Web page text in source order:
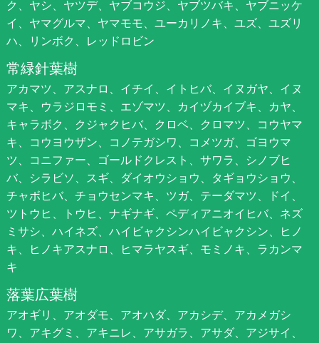
ク、ヤシ、ヤツデ、ヤブコウジ、ヤブツバキ、ヤブニッケ
イ、ヤマグルマ、ヤマモモ、ユーカリノキ、ユズ、ユズリ
ハ、リンボク、レッドロビン
常緑針葉樹
アカマツ、アスナロ、イチイ、イトヒバ、イヌガヤ、イヌ
マキ、ウラジロモミ、エゾマツ、カイヅカイブキ、カヤ、
キャラボク、クジャクヒバ、クロベ、クロマツ、コウヤマ
キ、コウヨウザン、コノテガシワ、コメツガ、ゴヨウマ
ツ、コニファー、ゴールドクレスト、サワラ、シノブヒ
バ、シラビソ、スギ、ダイオウショウ、タギョウショウ、
チャボヒバ、チョウセンマキ、ツガ、テーダマツ、ドイ、
ツトウヒ、トウヒ、ナギナギ、ペディアニオイヒバ、ネズ
ミサシ、ハイネズ、ハイビャクシンハイビャクシン、ヒノ
キ、ヒノキアスナロ、ヒマラヤスギ、モミノキ、ラカンマ
キ
落葉広葉樹
アオギリ、アオダモ、アオハダ、アカシデ、アカメガシ
ワ、アキグミ、アキニレ、アサガラ、アサダ、アジサイ、